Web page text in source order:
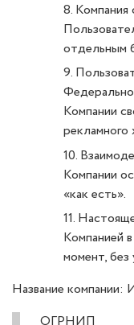
8. Компания
отдельным
9.
Компании
рекламного
10.
Компании
«как есть».
11.
Компанией
момент, без
Название компании: